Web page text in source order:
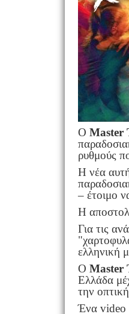
Ο Master
ρυθμούς
Η νέα
– έτοιμο
Η
Για τις
ελληνική
Ο Master
Ελλάδα
την
Ένα video